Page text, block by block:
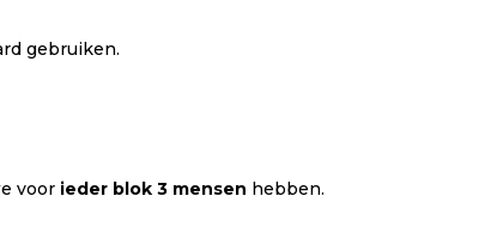
gebruiken.
voor ieder blok 3 mensen hebben.